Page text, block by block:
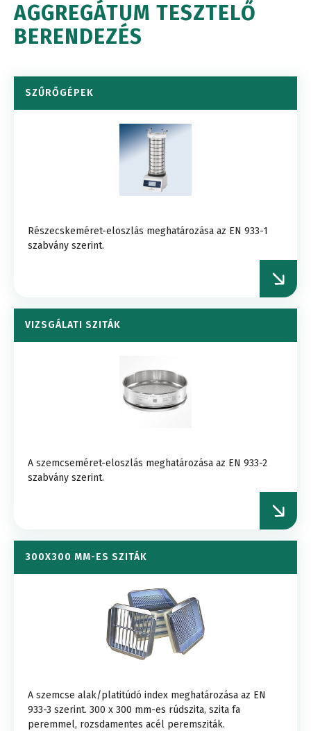
AGGREGÁTUM TESZTELŐ
BERENDEZÉS
SZŰRŐGÉPEK
Részecskeméret-eloszlás meghatározása az EN 933-1
szabvány szerint.
VIZSGÁLATI SZITÁK
A szemcseméret-eloszlás meghatározása az EN 933-2
szabvány szerint.
300X300 MM-ES SZITÁK
A szemcse alak/platitúdó index meghatározása az EN
933-3 szerint. 300 x 300 mm-es rúdszita, szita fa
peremmel, rozsdamentes acél peremsziták.